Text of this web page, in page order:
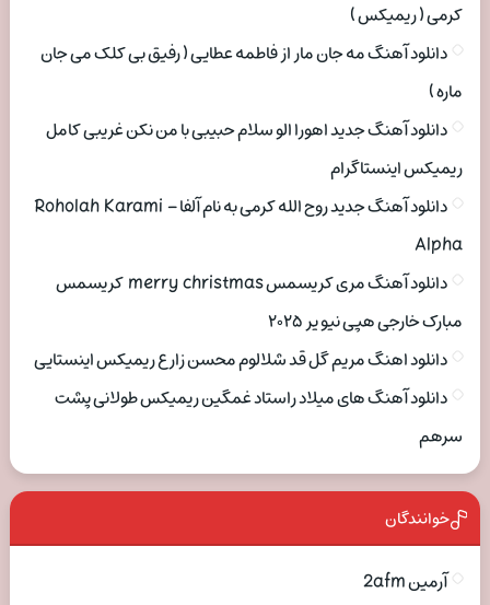
کرمی ( ریمیکس )
دانلود آهنگ مه جان مار از فاطمه عطایی ( رفیق بی کلک می جان
ماره )
دانلود آهنگ جدید اهورا الو سلام حبیبی با من نکن غریبی کامل
ریمیکس اینستاگرام
دانلود آهنگ جدید روح الله کرمی به نام آلفا Roholah Karami –
Alpha
دانلود آهنگ مری کریسمس merry christmas کریسمس
مبارک خارجی هپی نیو یر ۲۰۲۵
دانلود اهنگ مریم گل قد شلالوم محسن زارع ریمیکس اینستایی
دانلود آهنگ های میلاد راستاد غمگین ریمیکس طولانی پشت
سرهم
خوانندگان
آرمین 2afm